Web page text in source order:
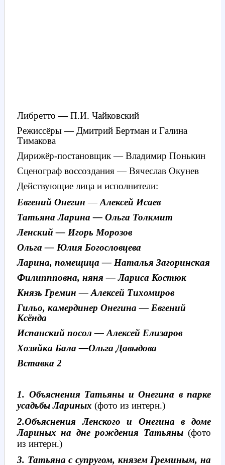
Либретто — П.И. Чайковский
Режиссёры — Дмитрий Бертман и Галина
Тимакова
Дирижёр-постановщик — Владимир Понькин
Сценограф воссоздания — Вячеслав Окунев
Действующие лица и исполнители:
Евгений Онегин —Алексей Исаев
Татьяна Ларина — Ольга Толкмит
Ленский — Игорь Морозов
Ольга — Юлия Богословцева
Ларина, помещица — Наталья Загоринская
Филиппповна, няня — Лариса Костюк
Князь Гремин — Алексей Тихомиров
Гильо, камердинер Онегина — Евгений
Ксёнда
Испанский посол — Алексей Елизаров
Хозяйка Бала —Ольга Давыдова
Вставка 2
1. Объяснения Татьяны и Онегина в парке
усадьбы Лариных (фото из интерн.)
2.Объяснения Ленского и Онегина в доме
Лариных на дне рождения Татьяны (фото
из интерн.)
3. Татьяна с супругом, князем Греминым, на